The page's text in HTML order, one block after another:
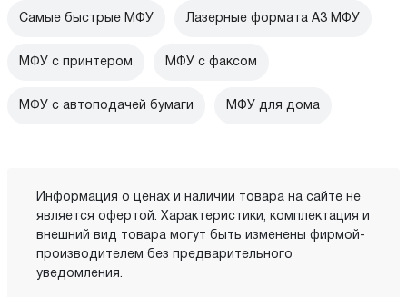
Самые быстрые МФУ Лазерные формата А3 МФУ
МФУ с принтером МФУ с факсом
МФУ с автоподачей бумаги МФУ для дома
Информация о ценах и наличии товара на сайте не
является офертой. Характеристики, комплектация и
внешний вид товара могут быть изменены фирмой-
производителем без предварительного
уведомления.